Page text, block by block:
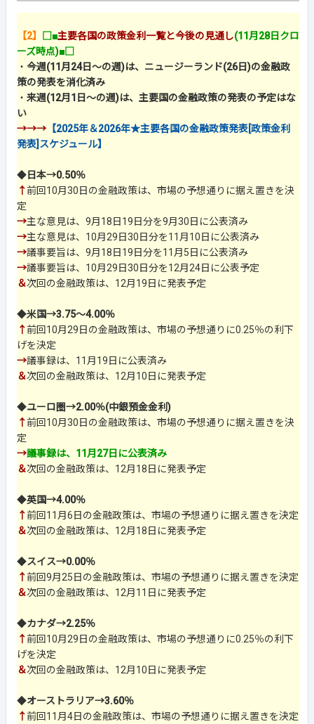
【2】 □■主要各国の政策金利一覧と今後の見通し(11月28日クロ
ーズ時点)■□
・ 今週(11月24日～の週)は、ニュージーランド(26日)の金融政
策の発表を消化済み
・ 来週(12月1日～の週)は、主要国の金融政策の発表の予定はな
い
→→→ 【2025年＆2026年★主要各国の金融政策発表[政策金利
発表]スケジュール】
◆ 日本→0.50％
↑前回10月30日の金融政策は、市場の予想通りに据え置きを決
定
→主な意見は、9月18日19日分を9月30日に公表済み
→主な意見は、10月29日30日分を11月10日に公表済み
→議事要旨は、9月18日19日分を11月5日に公表済み
→議事要旨は、10月29日30日分を12月24日に公表予定
＆次回の金融政策は、12月19日に発表予定
◆米国→3.75～4.00％
↑前回10月29日の金融政策は、市場の予想通りに0.25％の利下
げを決定
→議事録は、11月19日に公表済み
＆次回の金融政策は、12月10日に発表予定
◆ユーロ圏→2.00％(中銀預金金利)
↑前回10月30日の金融政策は、市場の予想通りに据え置きを決
定
→議事録は、11月27日に公表済み
＆次回の金融政策は、12月18日に発表予定
◆英国→4.00％
↑前回11月6日の金融政策は、市場の予想通りに据え置きを決定
＆次回の金融政策は、12月18日に発表予定
◆スイス→0.00％
↑前回9月25日の金融政策は、市場の予想通りに据え置きを決定
＆次回の金融政策は、12月11日に発表予定
◆カナダ→2.25％
↑前回10月29日の金融政策は、市場の予想通りに0.25％の利下
げを決定
＆次回の金融政策は、12月10日に発表予定
◆オーストラリア→3.60％
↑前回11月4日の金融政策は、市場の予想通りに据え置きを決定